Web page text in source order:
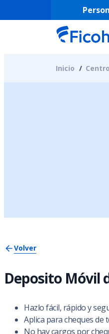
Inicio
Volver
Deposito Móvil
Hazlo fácil, rápido y
Aplica para cheques de
No hay cargos por